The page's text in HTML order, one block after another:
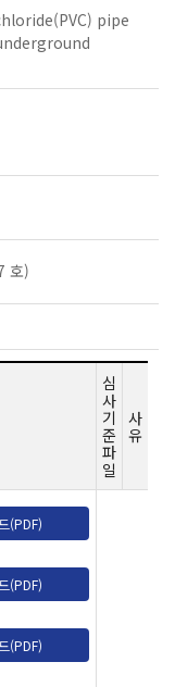
pipe
호)
심
사
기
준
파
일
사
유
(PDF)
(PDF)
(PDF)